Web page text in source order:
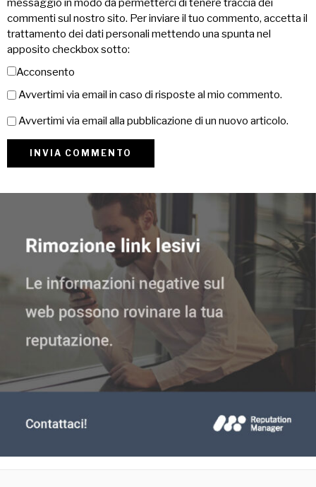
messaggio in modo da permetterci di tenere traccia dei
commenti sul nostro sito. Per inviare il tuo commento, accetta il
trattamento dei dati personali mettendo una spunta nel
apposito checkbox sotto:
Acconsento
Avvertimi via email in caso di risposte al mio commento.
Avvertimi via email alla pubblicazione di un nuovo articolo.